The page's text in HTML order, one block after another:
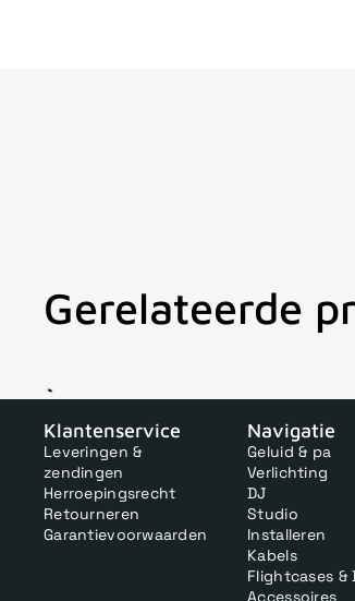
Gerelateerde
Klantenservice
Leveringen &
zendingen
Herroepingsrecht
Retourneren
Garantievoorwaarden
Navigatie
Geluid & pa
Verlichting
DJ
Studio
Installeren
Kabels
Flightcases &
Accessoires